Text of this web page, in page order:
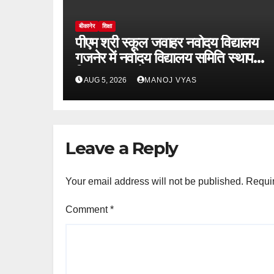
बीकानेर शिक्षा
पीएम श्री स्कूल जवाहर नवोदय विद्यालय
गजनेर में नवोदय विद्यालय समिति स्थापना
दिवस का आयोजन
AUG 5, 2026 MANOJ VYAS
Leave a Reply
Your email address will not be published.
Comment*